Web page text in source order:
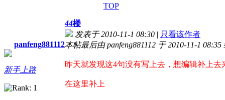
TOP
panfeng881112
新手上路
44楼
发表于 2010-11-1 08:30 | 只看该作者
本帖最后由 panfeng881112 于 2010-11-1 08:35
昨天就发现这4句没有写上去，想编辑补上
在这里补上